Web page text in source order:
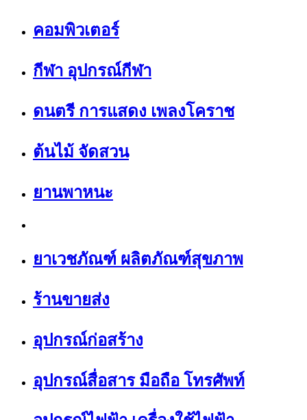
คอมพิวเตอร์
กีฬา อุปกรณ์กีฬา
ดนตรี การแสดง เพลงโคราช
ต้นไม้ จัดสวน
ยานพาหนะ
ยาเวชภัณฑ์ ผลิตภัณฑ์สุขภาพ
ร้านขายส่ง
อุปกรณ์ก่อสร้าง
อุปกรณ์สื่อสาร มือถือ โทรศัพท์